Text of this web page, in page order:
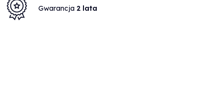
Gwarancja 2 lata